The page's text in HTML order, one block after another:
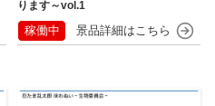
ります～vol.1
稼働中